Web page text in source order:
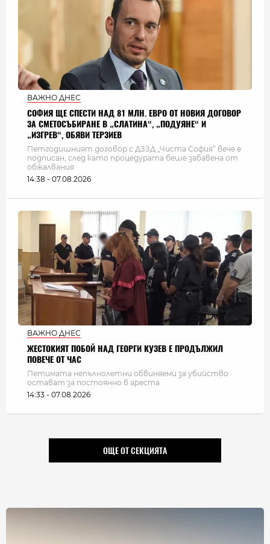
ВАЖНО ДНЕС
СОФИЯ ЩЕ СПЕСТИ НАД 81 МЛН. ЕВРО ОТ НОВИЯ ДОГОВОР
ЗА СМЕТОСЪБИРАНЕ В „СЛАТИНА“, „ПОДУЯНЕ“ И
„ИЗГРЕВ“, ОБЯВИ ТЕРЗИЕВ
Петгодишният договор с ДЗЗД „Чиста София“ вече е
подписан, след като процедурата беше забавена от
обжалвания
14:38 - 07.08.2026
ВАЖНО ДНЕС
ЖЕСТОКИЯТ ПОБОЙ НАД ГЕОРГИ КУЗЕВ Е ПРОДЪЛЖИЛ
ПОВЕЧЕ ОТ ЧАС
Петимата непълнолетни обвиняеми за убийство
остават за постоянно в ареста
14:33 - 07.08.2026
ОЩЕ ОТ СЕКЦИЯТА